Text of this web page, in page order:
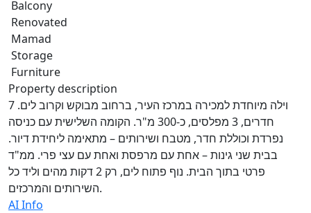
Balcony
Renovated
Mamad
Storage
Furniture
Property description
וילה מיוחדת למכירה במרכז העיר, ברחוב מבוקש וקרוב לים. 7
חדרים, 3 מפלסים, כ-300 מ"ר. הקומה השלישית עם כניסה
נפרדת וכוללת חדר, מטבח ושירותים – מתאימה ליחידת דיור.
בבית שני גינות – אחת עם מרפסת ואחת עם עצי פרי. ממ"ד
פרטי בתוך הבית. נוף פתוח לים, רק 2 דקות מהים וליד כל
השירותים והמרכזים.
AI Info